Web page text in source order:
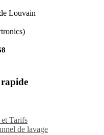
Louvain
et Tarifs
de lavage